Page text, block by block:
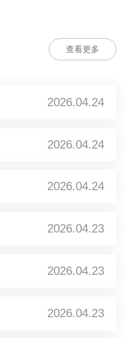
查看更多
2026.04.24
2026.04.24
2026.04.24
2026.04.23
2026.04.23
2026.04.23